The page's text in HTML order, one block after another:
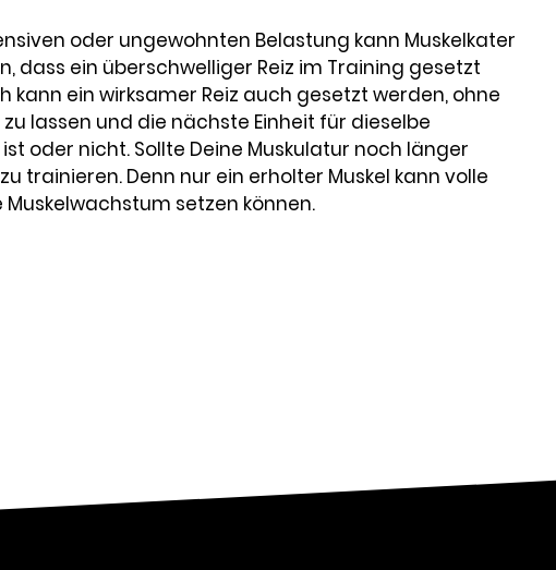
oder ungewohnten Belastung kann Muskelkater
dass ein überschwelliger Reiz im Training gesetzt
kann ein wirksamer Reiz auch gesetzt werden, ohne
lassen und die nächste Einheit für dieselbe
oder nicht. Sollte Deine Muskulatur noch länger
trainieren. Denn nur ein erholter Muskel kann volle
setzen können.